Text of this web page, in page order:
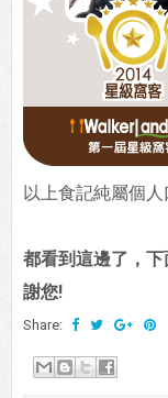
以上食記純屬個
都看到這邊了，
謝您!
Share: